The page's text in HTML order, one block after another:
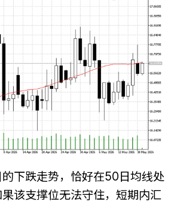
下跌走势，恰好在50日均线处
该支撑位无法守住，短期内汇